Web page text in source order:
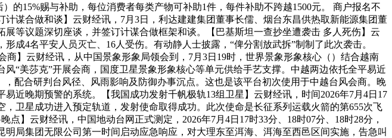
的15%赐与补助，每位消费者每类产物可补助1件，每件补助不跨越1500元。 商户报名不
谋合做和谈】云财经讯，7月3日，利达建建集团董事长儒、烟台东昌供热取新能源集团董
等议题深切座谈，并签订计谋合做框架和谈。【巴基斯坦一查抄坐遭袭击 多人死伤】云
成4名平安人员灭亡、16人受伤。有动静人士披露，“俾分割放武拆”制制了此次袭击。
】云财经讯，从中国景象形象局领会到，7月3日19时，世界景象形象核心（）结合越南
“美莎克”开展会商，国度卫星景象形象核心等单元供给手艺支撑。中越两边依托全平易近
配合研判台风径、风雨影响及防御办事沉点。这也是该平台初次使用于中越台风会商。晚
近晚期预警的系统。【我国成功发射千帆极轨13组卫星】云财经讯，时间2026年7月4日17
卫星成功进入预定轨道，发射使命取得成功。此次使命是长征系列运载火箭的第655次飞
】云财经讯，中国地动台网正式测定，2026年7月4日17时33分、18时07分、18时28分，
局集团无限公司第一时间启动应急响应，对大理东至洱海、洱海至西邑区间实施，告急叫